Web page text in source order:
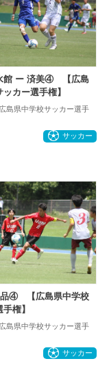
館 ー 済美④ 【広島
カー選手権】
島県中学校サッカー選手
サッカー
品④ 【広島県中学校
権】
島県中学校サッカー選手
サッカー